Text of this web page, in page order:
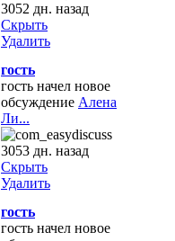
3052 дн. назад
Скрыть
Удалить
гость
гость начел новое
обсуждение Алена
Ли...
3053 дн. назад
Скрыть
Удалить
гость
гость начел новое